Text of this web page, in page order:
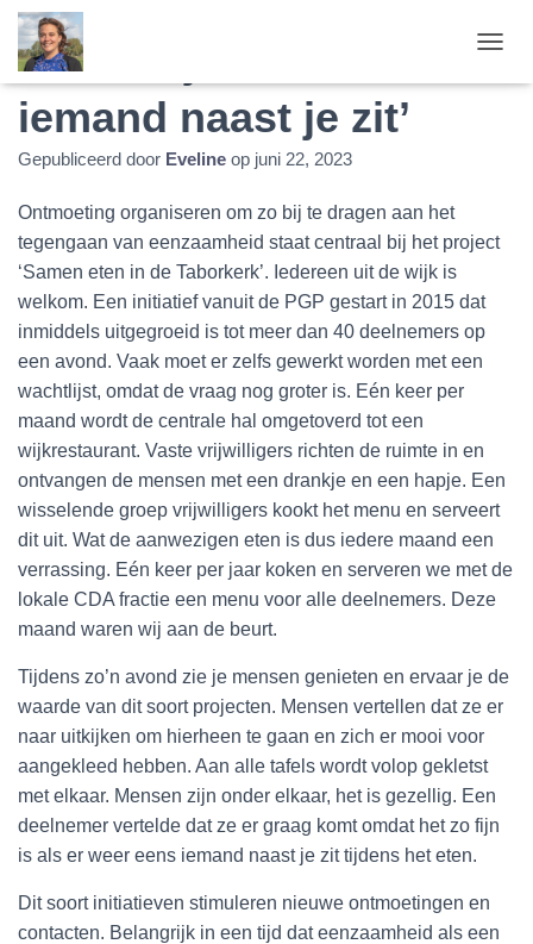
O
V
‘Het is fijn als er weer
iemand naast je zit’
Gepubliceerd door Eveline op juni 22, 2023
Ontmoeting organiseren om zo bij te dragen aan het
tegengaan van eenzaamheid staat centraal bij het project
‘Samen eten in de Taborkerk’. Iedereen uit de wijk is
welkom. Een initiatief vanuit de PGP gestart in 2015 dat
inmiddels uitgegroeid is tot meer dan 40 deelnemers op
een avond. Vaak moet er zelfs gewerkt worden met een
wachtlijst, omdat de vraag nog groter is. Eén keer per
maand wordt de centrale hal omgetoverd tot een
wijkrestaurant. Vaste vrijwilligers richten de ruimte in en
ontvangen de mensen met een drankje en een hapje. Een
wisselende groep vrijwilligers kookt het menu en serveert
dit uit. Wat de aanwezigen eten is dus iedere maand een
verrassing. Eén keer per jaar koken en serveren we met de
lokale CDA fractie een menu voor alle deelnemers. Deze
maand waren wij aan de beurt.
Tijdens zo’n avond zie je mensen genieten en ervaar je de
waarde van dit soort projecten. Mensen vertellen dat ze er
naar uitkijken om hierheen te gaan en zich er mooi voor
aangekleed hebben. Aan alle tafels wordt volop gekletst
met elkaar. Mensen zijn onder elkaar, het is gezellig. Een
deelnemer vertelde dat ze er graag komt omdat het zo fijn
is als er weer eens iemand naast je zit tijdens het eten.
Dit soort initiatieven stimuleren nieuwe ontmoetingen en
contacten. Belangrijk in een tijd dat eenzaamheid als een